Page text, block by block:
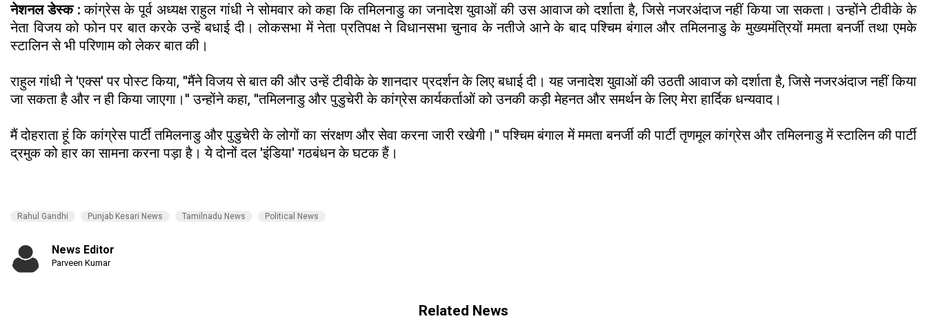
नेशनल डेस्क :कांग्रेस के पूर्व अध्यक्ष राहुल गांधी ने सोमवार को कहा कि तमिलनाडु का जनादेश युवाओं की उस आवाज को दर्शाता है, जिसे नजरअंदाज नहीं किया जा सकता। उन्होंने टीवीके के
नेता विजय को फोन पर बात करके उन्हें बधाई दी। लोकसभा में नेता प्रतिपक्ष ने विधानसभा चुनाव के नतीजे आने के बाद पश्चिम बंगाल और तमिलनाडु के मुख्यमंत्रियों ममता बनर्जी तथा एमके
स्टालिन से भी परिणाम को लेकर बात की।
राहुल गांधी ने 'एक्स' पर पोस्ट किया, ''मैंने विजय से बात की और उन्हें टीवीके के शानदार प्रदर्शन के लिए बधाई दी। यह जनादेश युवाओं की उठती आवाज को दर्शाता है, जिसे नजरअंदाज नहीं किया
जा सकता है और न ही किया जाएगा।'' उन्होंने कहा, ''तमिलनाडु और पुडुचेरी के कांग्रेस कार्यकर्ताओं को उनकी कड़ी मेहनत और समर्थन के लिए मेरा हार्दिक धन्यवाद।
मैं दोहराता हूं कि कांग्रेस पार्टी तमिलनाडु और पुडुचेरी के लोगों का संरक्षण और सेवा करना जारी रखेगी।'' पश्चिम बंगाल में ममता बनर्जी की पार्टी तृणमूल कांग्रेस और तमिलनाडु में स्टालिन की पार्टी
द्रमुक को हार का सामना करना पड़ा है। ये दोनों दल 'इंडिया' गठबंधन के घटक हैं।
Rahul Gandhi Punjab Kesari News Tamilnadu News Political News
News Editor
Parveen Kumar
Related News